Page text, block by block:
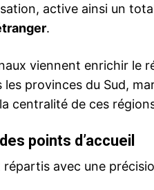
active ainsi un
.
viennent enrichir le
les provinces du Sud,
centralité de ces
points d’accueil
avec une